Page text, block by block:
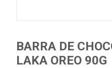
BARRA DE
LAKA OREO 90G